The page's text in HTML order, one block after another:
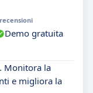
Demo gratuita
Monitora la
e migliora la